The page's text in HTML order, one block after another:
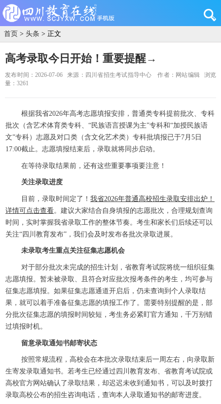
首页 > 头条 > 正文
高考录取今日开始！重要提醒→
发布时间：2026-07-06 来源：四川省招生考试指导中心 作者：网站编辑
浏览
量：3261
根据我省2026年高考志愿填报安排，普通类专科提前批次、专科
批次（含艺术体育类专科、“民族语言授课为主”专科和“加授民族语
文”专科）志愿及对口类（含文化艺术类）专科批填报已于7月5日
17:00截止。志愿填报结束后，录取就将同步启动。
在等待录取结果前，还有这些重要事项要注意！
关注录取进度
目前，录取时间定了！ 我省2026年普通高校招生录取安排出炉！
详情可点击查看。建议大家结合自身填报的志愿批次，合理规划查询
时间，实时掌握我省录取工作的整体节奏。考生和家长们后续还可以
关注“四川教育发布”，我们会及时发布各批次录取进展。
未录取考生重点关注征集志愿机会
对于部分批次未完成的招生计划，省教育考试院将统一组织征集
志愿填报。暂未被录取、且符合对应批次报考条件的考生，均可参与
征集志愿填报。如果征集志愿通道开启后，仍未查询到个人录取结
果，就可以着手准备征集志愿的填报工作了。需要特别提醒的是，部
分批次征集志愿的填报时间较短，考生务必紧盯官方通知，千万别错
过填报时机。
留意录取通知书邮寄状态
按照常规流程，高校会在本批次录取结束后一周左右，向录取新
生寄发录取通知书。若考生已经通过四川教育发布、省教育考试院或
高校官方网站确认了录取结果，却迟迟未收到通知书，可以及时拨打
录取高校公布的招生咨询电话，查询本人录取通知书的邮寄进度。